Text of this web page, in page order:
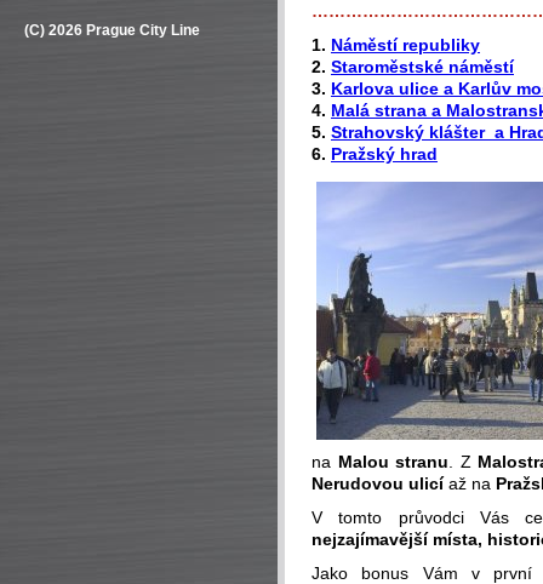
(C) 2026 Prague City Line
1. Náměstí republiky
2. Staroměstské náměstí
3. Karlova ulice a Karlův
4. Malá strana a
5. Strahovský klášter a
6. Pražský hrad
na Malou stranu . Z
Nerudovou ulicíaž na
V tomto průvodci Vás
nejzajímavější místa,
Jako bonus Vám v